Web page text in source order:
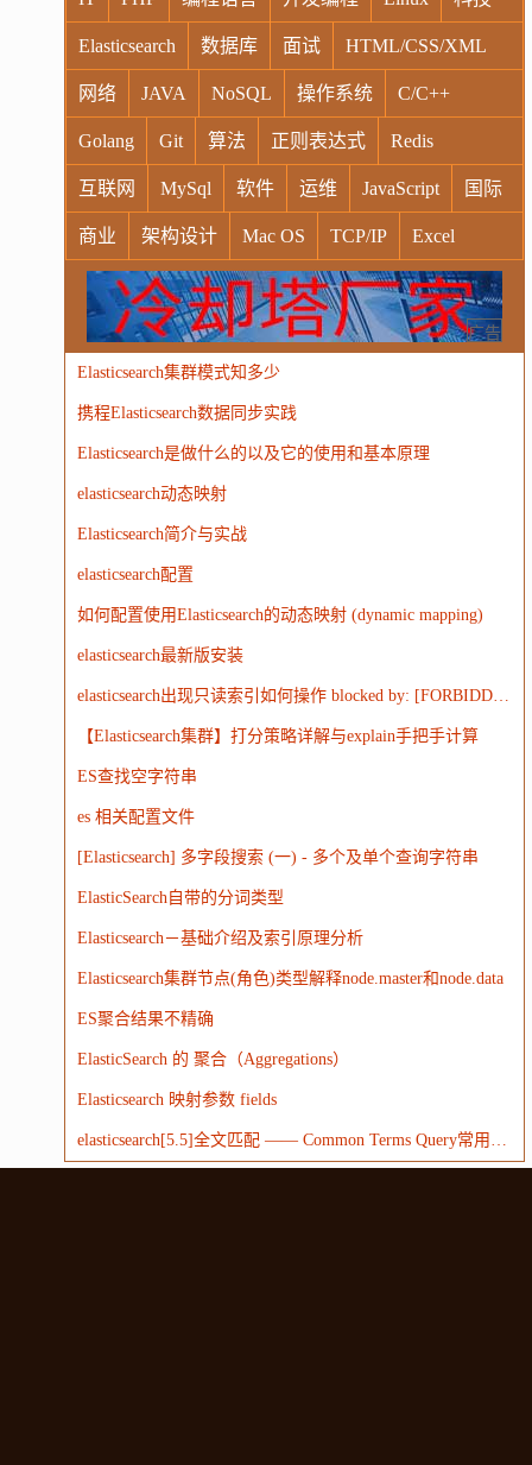
Elasticsearch 数据库 面试 HTML/CSS/XML
网络 JAVA NoSQL 操作系统 C/C++
Golang Git 算法 正则表达式 Redis
互联网 MySql 软件 运维 JavaScript 国际
商业 架构设计 Mac OS TCP/IP Excel
Windows Oracle Socket VR Vim
MongoDB 运营 Python MemCache 硬件
电子 娱乐 设计 摄影
WordPress HTTP 团建
广告
Elasticsearch集群模式知多少
携程Elasticsearch数据同步实践
Elasticsearch是做什么的以及它的使用和基本原理
elasticsearch动态映射
Elasticsearch简介与实战
elasticsearch配置
如何配置使用Elasticsearch的动态映射 (dynamic mapping)
elasticsearch最新版安装
elasticsearch出现只读索引如何操作 blocked by: [FORBIDDEN/12/index read-only / allow delete (api)];')
【Elasticsearch集群】打分策略详解与explain手把手计算
ES查找空字符串
es 相关配置文件
[Elasticsearch] 多字段搜索 (一) - 多个及单个查询字符串
ElasticSearch自带的分词类型
Elasticsearch－基础介绍及索引原理分析
Elasticsearch集群节点(角色)类型解释node.master和node.data
ES聚合结果不精确
ElasticSearch 的 聚合（Aggregations）
Elasticsearch 映射参数 fields